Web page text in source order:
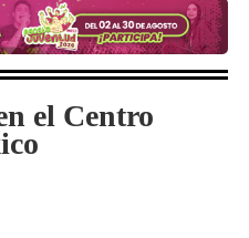
el Centro